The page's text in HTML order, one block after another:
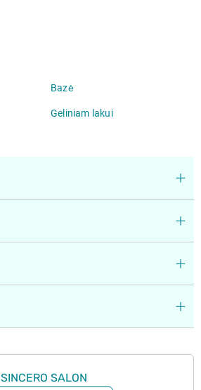
Bazė
Geliniam lakui
SINCERO SALON